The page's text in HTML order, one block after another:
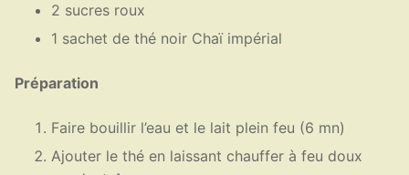
2 sucres roux
1 sachet de thé noir Chaï impérial
Préparation
Faire bouillir l’eau et le lait plein feu (6 mn)
Ajouter le thé en laissant chauffer à feu doux